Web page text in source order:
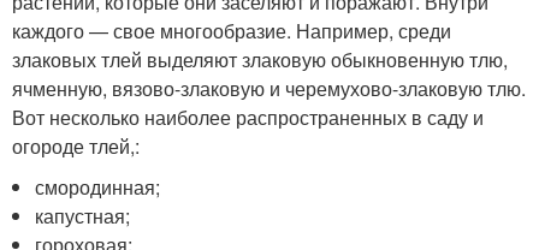
каждого — свое многообразие. Например, среди
злаковых тлей выделяют злаковую обыкновенную тлю,
ячменную, вязово-злаковую и черемухово-злаковую тлю.
Вот несколько наиболее распространенных в саду и
огороде тлей,:
смородинная;
капустная;